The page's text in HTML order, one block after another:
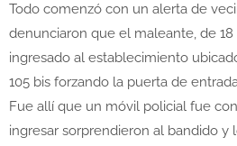
Todo comenzó con un alerta de
denunciaron que el maleante, de 18
ingresado al establecimiento
105 bis forzando la puerta de
Fue allí que un móvil policial fue
ingresar sorprendieron al bandido y